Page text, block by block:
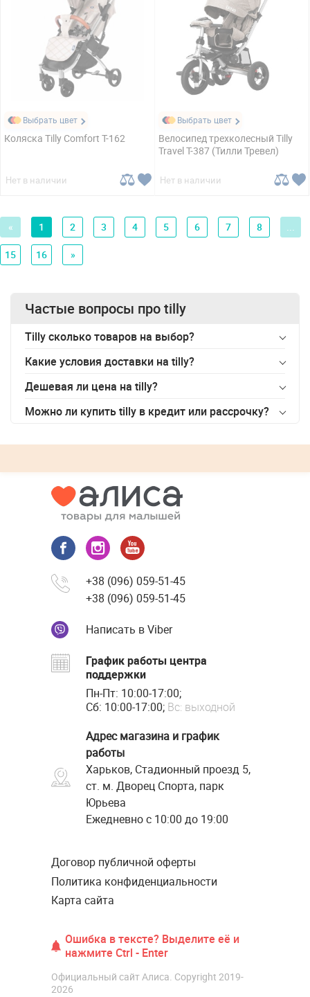
Выбрать цвет
Коляска Tilly Comfort T-162
Нет в наличии
Выбрать цвет
Велосипед трехколесный Tilly
Travel T-387 (Тилли Тревел)
Нет в наличии
« 1 2 3 4 5 6 7 8 ...
15 16 »
Частые вопросы проtilly
Tilly сколько товаров на выбор?
Какие условия доставки на tilly?
Дешевая ли цена на tilly?
Можно ли купитьtilly в кредит или рассрочку?
+38 (096) 059-51-45
+38 (096) 059-51-45
Написать в Viber
График работы центра
поддержки
Пн-Пт: 10:00-17:00;
Сб: 10:00-17:00; Вс: выходной
Адрес магазина и график
работы
Харьков, Стадионный проезд 5,
ст. м. Дворец Спорта, парк
Юрьева
Ежедневно с 10:00 до 19:00
Договор публичной оферты
Политика конфиденциальности
Карта сайта
Ошибка в тексте? Выделите её и
нажмите Ctrl - Enter
Официальный сайт Алиса. Copyright 2019-
2026